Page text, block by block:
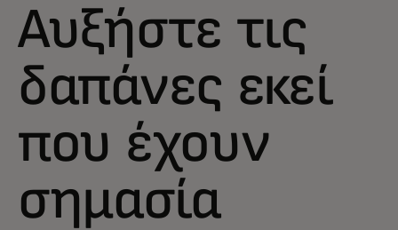
Αυξήστε τις
δαπάνες εκεί
που έχουν
σημασία